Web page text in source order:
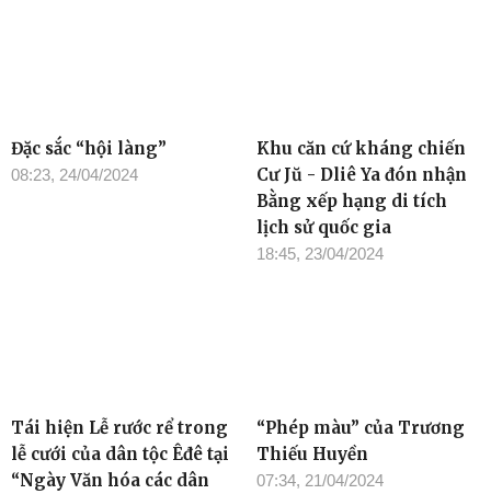
Đặc sắc “hội làng”
08:23, 24/04/2024
Khu căn cứ kháng chiến
Cư Jŭ - Dliê Ya đón nhận
Bằng xếp hạng di tích
lịch sử quốc gia
18:45, 23/04/2024
Tái hiện Lễ rước rể trong
lễ cưới của dân tộc Êđê tại
“Ngày Văn hóa các dân
“Phép màu” của Trương
Thiếu Huyền
07:34, 21/04/2024